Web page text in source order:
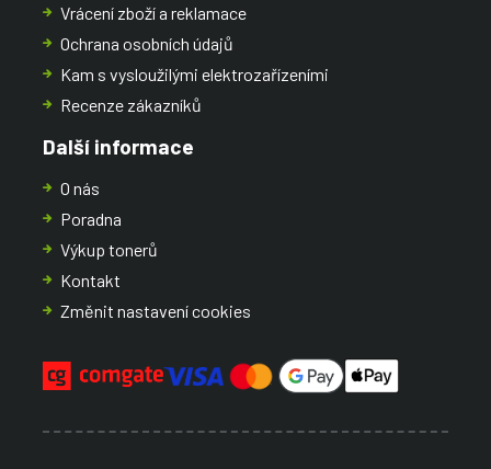
Vrácení zboží a reklamace
Ochrana osobních údajů
Kam s vysloužilými elektrozařízeními
Recenze zákazníků
Další informace
O nás
Poradna
Výkup tonerů
Kontakt
Změnit nastavení cookies